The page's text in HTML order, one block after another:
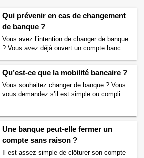
Qui prévenir en cas de changement
de banque ?
Vous avez l’intention de changer de banque
? Vous avez déjà ouvert un compte bancaire
changement de banque ? Si c’est le cas
alors vous allez trouver une réponse à votre
question ci-dessous. En effet, nous avons
changement de banque ? →
Qu’est-ce que la mobilité bancaire ?
Vous souhaitez changer de banque ? Vous
vous demandez s’il est simple ou compliqué
bancaire mais vous ne savez pas ce que
c’est ? h bien bonne nouvelle, vous êtes au
Une banque peut-elle fermer un
compte sans raison ?
Il est assez simple de clôturer son compte